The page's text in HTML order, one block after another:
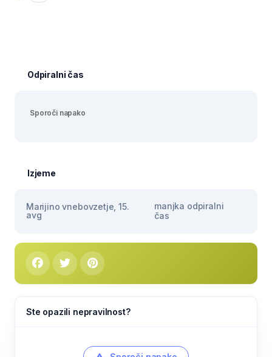
Odpiralni čas
Sporoči napako
Izjeme
Marijino vnebovzetje, 15.
avg
manjka odpiralni
čas
Ste opazili nepravilnost?